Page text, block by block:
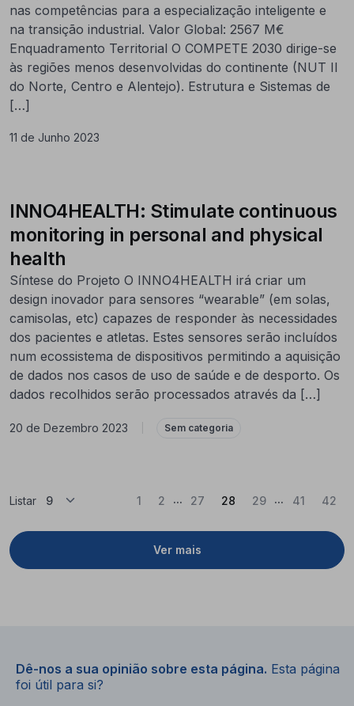
nas competências para a especialização inteligente e
na transição industrial. Valor Global: 2567 M€
Enquadramento Territorial O COMPETE 2030 dirige-se
às regiões menos desenvolvidas do continente (NUT II
do Norte, Centro e Alentejo). Estrutura e Sistemas de
[…]
11 de Junho 2023
INNO4HEALTH: Stimulate continuous
monitoring in personal and physical
health
Síntese do Projeto O INNO4HEALTH irá criar um
design inovador para sensores “wearable” (em solas,
camisolas, etc) capazes de responder às necessidades
dos pacientes e atletas. Estes sensores serão incluídos
num ecossistema de dispositivos permitindo a aquisição
de dados nos casos de uso de saúde e de desporto. Os
dados recolhidos serão processados através da […]
20 de Dezembro 2023 Sem categoria
Listar
Ver mais
1 2 ... 27 28 (Atual)
29 ... 41 42
Dê-nos a sua opinião sobre esta página. Esta página
foi útil para si?